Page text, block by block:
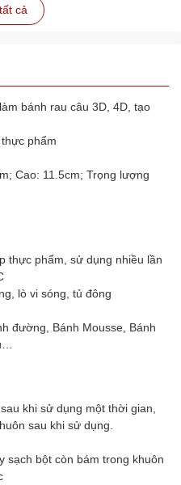
cả
bánh rau câu 3D, 4D, tạo
phẩm
Cao: 11.5cm; Trọng lượng
thực phẩm, sử dụng nhiều lần
lò vi sóng, tủ đông
đường, Bánh Mousse, Bánh
khi sử dụng một thời gian,
sau khi sử dụng.
sạch bột còn bám trong khuôn